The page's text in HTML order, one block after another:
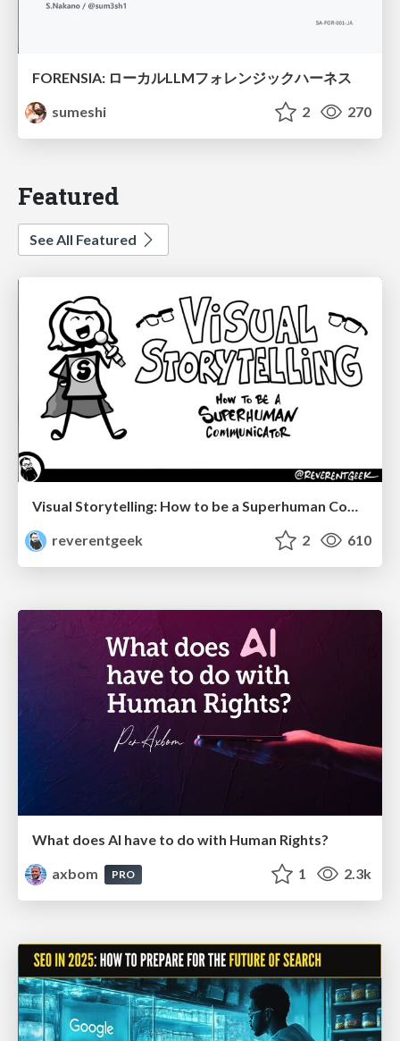
FORENSIA: ローカルLLMフォレンジックハーネス
sumeshi
2 270
Featured
See All Featured
Visual Storytelling: How to be a Superhuman Communicator
reverentgeek
2 610
What does AI have to do with Human Rights?
axbom
PRO 1 2.3k